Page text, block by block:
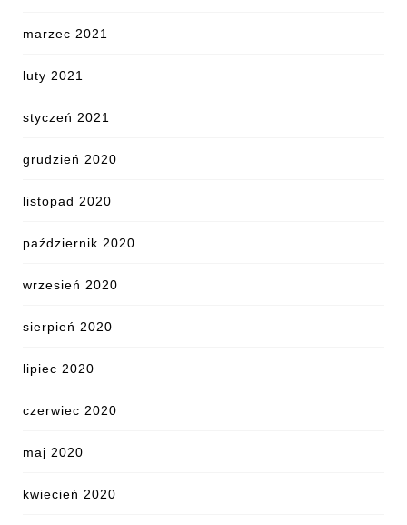
marzec 2021
luty 2021
styczeń 2021
grudzień 2020
listopad 2020
październik 2020
wrzesień 2020
sierpień 2020
lipiec 2020
czerwiec 2020
maj 2020
kwiecień 2020